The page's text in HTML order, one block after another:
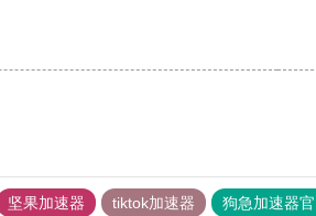
坚果加速器 tiktok加速器 狗急加速器